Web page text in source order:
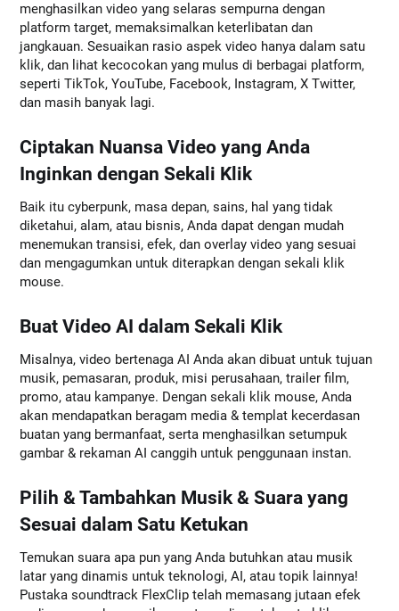
menghasilkan video yang selaras sempurna dengan
platform target, memaksimalkan keterlibatan dan
jangkauan. Sesuaikan rasio aspek video hanya dalam satu
klik, dan lihat kecocokan yang mulus di berbagai platform,
seperti TikTok, YouTube, Facebook, Instagram, X Twitter,
dan masih banyak lagi.
Ciptakan Nuansa Video yang Anda
Inginkan dengan Sekali Klik
Baik itu cyberpunk, masa depan, sains, hal yang tidak
diketahui, alam, atau bisnis, Anda dapat dengan mudah
menemukan transisi, efek, dan overlay video yang sesuai
dan mengagumkan untuk diterapkan dengan sekali klik
mouse.
Buat Video AI dalam Sekali Klik
Misalnya, video bertenaga AI Anda akan dibuat untuk tujuan
musik, pemasaran, produk, misi perusahaan, trailer film,
promo, atau kampanye. Dengan sekali klik mouse, Anda
akan mendapatkan beragam media & templat kecerdasan
buatan yang bermanfaat, serta menghasilkan setumpuk
gambar & rekaman AI canggih untuk penggunaan instan.
Pilih & Tambahkan Musik & Suara yang
Sesuai dalam Satu Ketukan
Temukan suara apa pun yang Anda butuhkan atau musik
latar yang dinamis untuk teknologi, AI, atau topik lainnya!
Pustaka soundtrack FlexClip telah memasang jutaan efek